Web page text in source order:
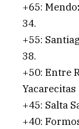
+65:
34.
+55:
38.
+50: Entre
Yacarecitas
+45: Salta
+40: